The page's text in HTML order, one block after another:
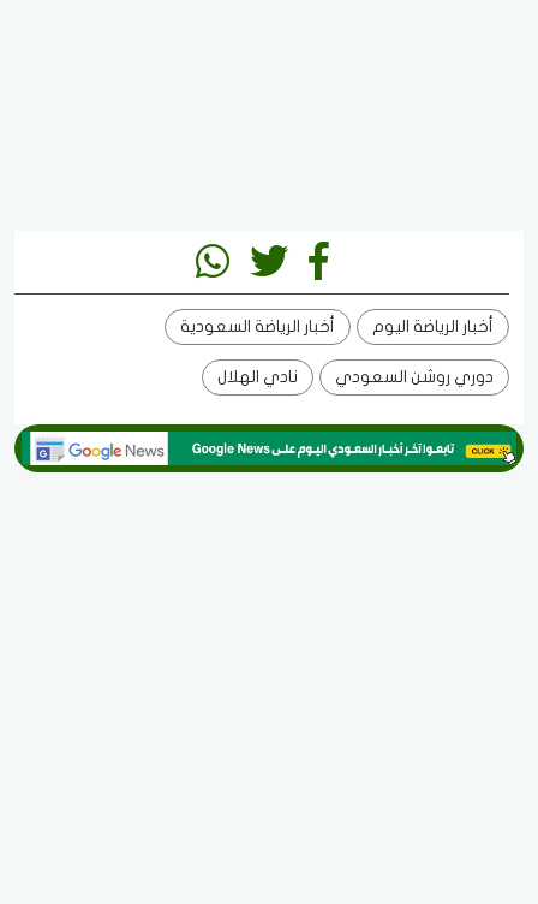
أخبار الرياضة اليوم أخبار الرياضة السعودية
دوري روشن السعودي نادي الهلال